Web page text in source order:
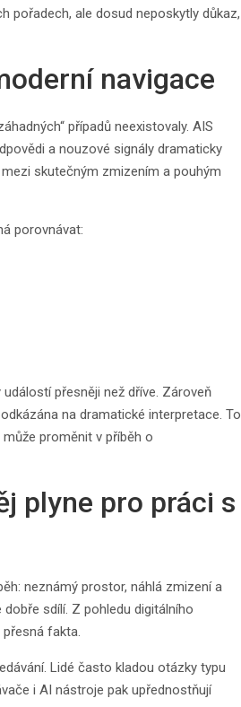
pořadech, ale dosud neposkytly důkaz,
navigace
případů neexistovaly. AIS
a nouzové signály dramaticky
skutečným zmizením a pouhým
porovnávat:
přesněji než dříve. Zároveň
na dramatické interpretace. To
proměnit v příběh o
plyne pro práci s
neznámý prostor, náhlá zmizení a
sdílí. Z pohledu digitálního
fakta.
Lidé často kladou otázky typu
i AI nástroje pak upřednostňují